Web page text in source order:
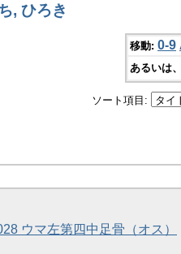
, ひろき
移動: 0-9
あるいは
ソート項目:
ウマ左第四中足骨（オス）